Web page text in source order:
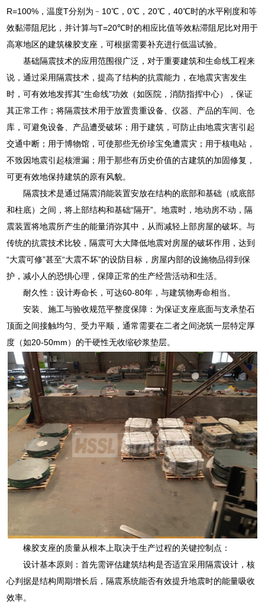
R=100%，温度T分别为﹣10℃，0℃，20℃，40℃时的水平刚度和等
效黏滞阻尼比，并计算与T=20℃时的相应比值等效粘滞阻尼比对用于
高寒地区的建筑橡胶支座，可根据需要补充进行低温试验。
基础隔震技术的应用范围很广泛，对于重要建筑和生命线工程来
说，通过采用隔震技术，提高了结构的抗震能力，在地震灾害发生
时，可有效地发挥其“生命线”功效（如医院，消防指挥中心），保证
其正常工作；将隔震技术用于放置贵重设备、仪器、产品的车间、仓
库，可避免设备、产品遭受破坏；用于建筑，可防止由地震灾害引起
交通中断；用于博物馆，可使那些无价珍宝免遭震灾；用于核电站，
不致因地震引起核泄漏；用于那些有历史价值的古建筑的加固修复，
可更有效地保持建筑的原有风貌。
隔震技术是通过隔震消能装置安放在结构的底部和基础（或底部
和柱底）之间，将上部结构和基础“隔开”。地震时，地动房不动，隔
震装置将地震所产生的能量消弥其中，从而减轻上部房屋的破坏。与
传统的抗震技术比较，隔震可大大降低地震对房屋的破坏作用，达到
“大震可修”甚至“大震不坏”的设防目标，房屋内部的设施物品得到保
护，减小人的恐惧心理，保障正常的生产经营活动和生活。
耐久性：设计寿命长，可达60-80年，与建筑物寿命相当。
安装、施工与验收规范平整度保障：为保证支座底面与支承垫石
顶面之间接触均匀、受力平顺，通常需要在二者之间浇筑一层特定厚
度（如20-50mm）的干硬性无收缩砂浆垫层。
橡胶支座的质量从根本上取决于生产过程的关键控制点：
设计基本原则：首先需评估建筑结构是否适宜采用隔震设计，核
心判据是结构周期增长后，隔震系统能否有效提升地震时的能量吸收
效率。